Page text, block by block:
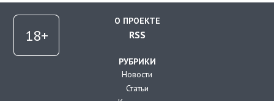
О ПРОЕКТЕ
RSS
РУБРИКИ
Новости
Статьи